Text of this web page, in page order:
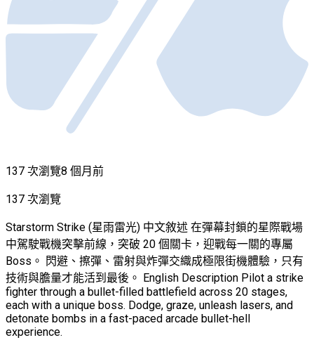
137 次瀏覽8 個月前
137 次瀏覽
Starstorm Strike (星雨雷光) 中文敘述 在彈幕封鎖的星際戰場
中駕駛戰機突擊前線，突破 20 個關卡，迎戰每一關的專屬
Boss。 閃避、擦彈、雷射與炸彈交織成極限街機體驗，只有
技術與膽量才能活到最後。 English Description Pilot a strike
fighter through a bullet-filled battlefield across 20 stages,
each with a unique boss. Dodge, graze, unleash lasers, and
detonate bombs in a fast-paced arcade bullet-hell
experience.